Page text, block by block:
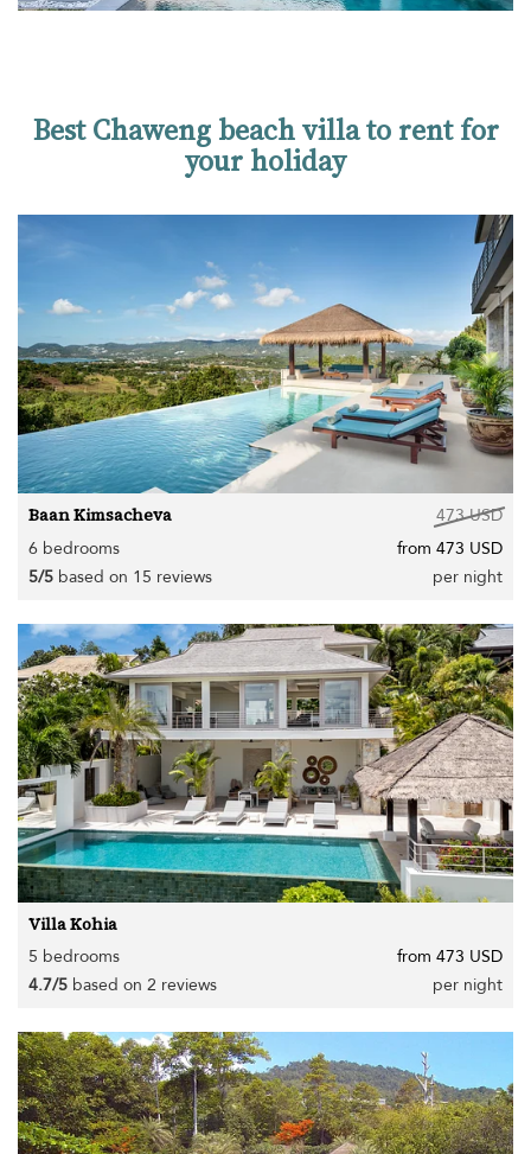
Best Chaweng beach villa to rent for
your holiday
Baan Kimsacheva
473 USD
6 bedrooms
from 473 USD
5/5 based on 15 reviews per night
Villa Kohia
5 bedrooms
from 473 USD
4.7/5 based on 2 reviews per night